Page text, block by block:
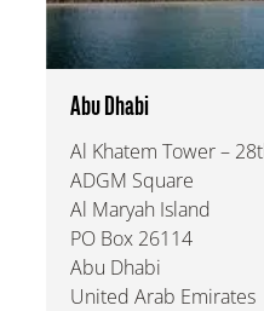
Abu Dhabi
Al Khatem Tower –
ADGM Square
Al Maryah Island
PO Box 26114
Abu Dhabi
United Arab Emirates